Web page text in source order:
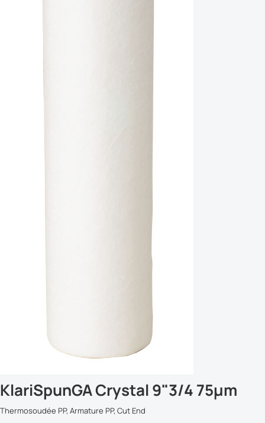
KlariSpunGA Crystal 9"3/4 75µm
Thermosoudée PP, Armature PP, Cut End